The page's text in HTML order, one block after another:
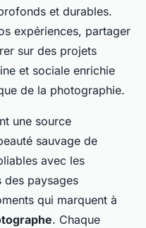
et durables.
expériences, partager
sur des projets
et sociale enrichie
de la photographie.
une source
sauvage de
avec les
des paysages
qui marquent à
. Chaque